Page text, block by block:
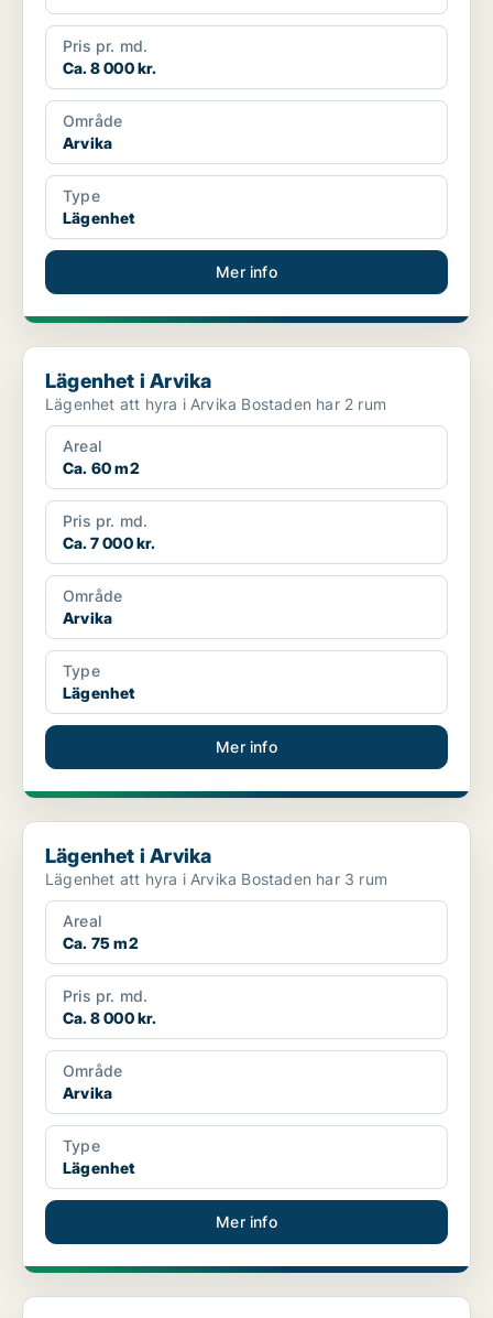
Pris pr. md.
Ca. 8 000 kr.
Område
Arvika
Type
Lägenhet
Mer info
Lägenhet i Arvika
Lägenhet i Arvika
Lägenhet att hyra i Arvika Bostaden har 2 rum
Areal
Ca. 60 m2
Pris pr. md.
Ca. 7 000 kr.
Område
Arvika
Type
Lägenhet
Mer info
Lägenhet i Arvika
Lägenhet i Arvika
Lägenhet att hyra i Arvika Bostaden har 3 rum
Areal
Ca. 75 m2
Pris pr. md.
Ca. 8 000 kr.
Område
Arvika
Type
Lägenhet
Mer info
Lägenhet i Arvika